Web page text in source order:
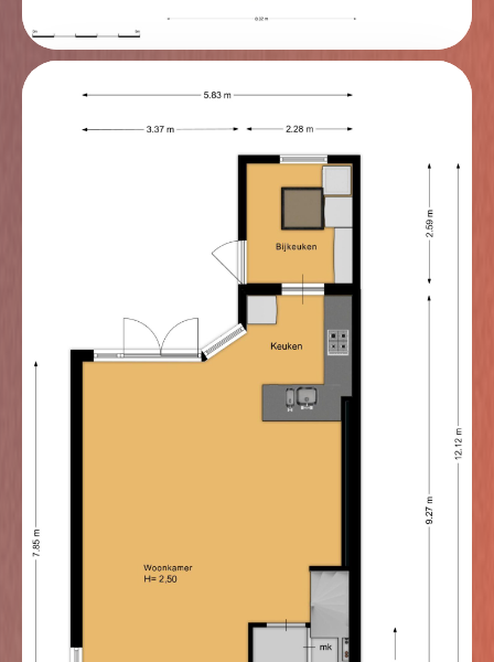
In 2011 is deze verdieping volledig aangepakt en
gemoderniseerd. Zowel aan de voor- als achterzijde
HR++ glas. Hierdoor is er niet alleen extra ruimte
ontstaan, maar ook een prettige hoeveelheid daglicht.
De gehele verdieping is afgewerkt met een
laminaatvloer en schilderwerk op de wanden. Op de
overloop is, naast de opstelplaats van de c.v.-
combiketel (2023), een werkplek gecreëerd. Ideaal als
thuiswerkplek of studeerhoek. De tweede verdieping
heeft een hoogte net iets onder de 2 meter en wordt
daarom niet meegerekend in de officiële
de categorie “overige inpandige ruimte”. In totaal
beschikt de woning over 104 m² gebruiksoppervlakte
Tuin garage & ruimte voor de kinderen
De achtertuin is zonder twijfel de grote verrassing van